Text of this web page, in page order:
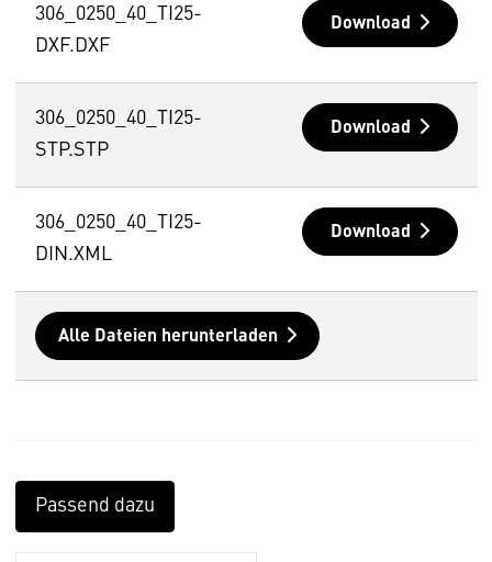
306_0250_40_TI25-
DXF.DXF
Download
306_0250_40_TI25-
STP.STP
Download
306_0250_40_TI25-
DIN.XML
Download
Alle Dateien herunterladen
Passend dazu